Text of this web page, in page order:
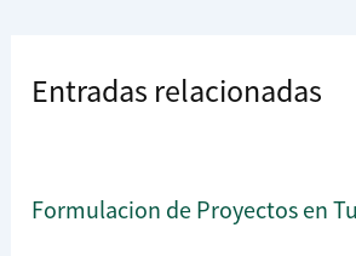
Entradas relacionadas
Formulacion de Proyectos en